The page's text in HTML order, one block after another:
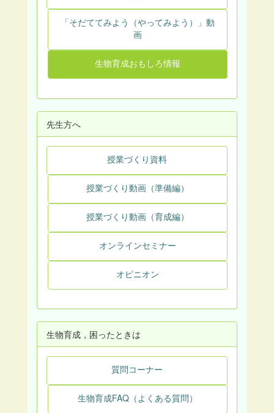
「そだててみよう（やってみよう）」動
画
生物育成おもしろ情報
先生方へ
授業づくり資料
授業づくり動画（準備編）
授業づくり動画（育成編）
オンラインセミナー
オピニオン
生物育成，困ったときは
質問コーナー
生物育成FAQ（よくある質問）